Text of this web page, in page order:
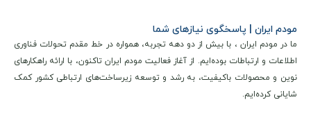
در اختیارتان قرار می‌دهد.
مشتریان عزیز این محصول نیازمند ثبت نام در سامانه ی
سپنتا می باشد، به همین جهت بعد از خرید و پرداخت کامل و
مودم ایران | پاسخگوی نیازهای شما
ما در مودم ایران ، با بیش از دو دهه تجربه، همواره در خط مقدم تحولات فناوری
اطلاعات و ارتباطات بوده‌ایم. از آغاز فعالیت مودم ایران تاکنون، با ارائه راهکارهای
نوین و محصولات باکیفیت، به رشد و توسعه زیرساخت‌های ارتباطی کشور کمک
شایانی کرده‌ایم.